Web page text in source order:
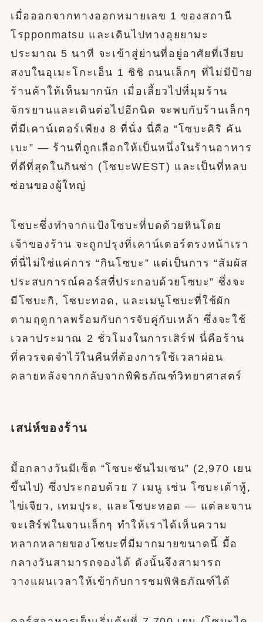
เมื่อออกจากทางออกหมายเลข 1 ของสถานี
โรpponmatsu และเดินไปทางอุยยามะ
ประมาณ 5 นาที จะเข้าสู่ย่านที่อยู่อาศัยที่เงียบ
สงบในอุเมะโกะเอ็น 1 ชิชิ ถนนเล็กๆ ที่ไม่มีป้าย
ร้านค้าให้เห็นมากนัก เมื่อเลี้ยวไปที่มุมร้าน
จักรยานและเดินต่อไปอีกนิด จะพบกับร้านเล็กๆ
ที่มีเคาน์เตอร์เพียง 8 ที่นั่ง นี่คือ “โซบะคิริ คัน
เบะ” — ร้านที่ถูกเลือกให้เป็นหนึ่งในร้านอาหาร
ที่ดีที่สุดในกินซ่า (โซบะWEST) และเป็นที่หลบ
ซ่อนของผู้ใหญ่
โซบะซึ่งทำจากแป้งโซบะที่บดด้วยหินโดย
เจ้าของร้าน จะถูกปรุงที่เคาน์เตอร์ตรงหน้าเรา
ที่นี่ไม่ใช่แค่การ “กินโซบะ” แต่เป็นการ “สัมผัส
ประสบการณ์คอร์สที่ประกอบด้วยโซบะ” ซึ่งจะ
มีโซบะกิ, โซบะทอด, และเมนูโซบะที่ใช้ผัก
ตามฤดูกาลพร้อมกับการจับคู่กับเหล้า ซึ่งจะใช้
เวลาประมาณ 2 ชั่วโมงในการเสิร์ฟ นี่คือร้าน
ที่ควรจดจำไว้ในคืนที่ต้องการใช้เวลาผ่อน
คลายหลังจากกลับจากพิพิธภัณฑ์วิทยาศาสตร์
เสน่ห์ของร้าน
มื้อกลางวันมีเซ็ต “โซบะซันไมเซน” (2,970 เยน
ขึ้นไป) ซึ่งประกอบด้วย 7 เมนู เช่น โซบะเต้าหู้,
ไข่เจียว, เทมปุระ, และโซบะทอด — แต่ละจาน
จะเสิร์ฟในจานเล็กๆ ทำให้เราได้เห็นความ
หลากหลายของโซบะที่มีมากมายขนาดนี้ มื้อ
กลางวันสามารถจองได้ ดังนั้นจึงสามารถ
วางแผนเวลาให้เข้ากับการชมพิพิธภัณฑ์ได้